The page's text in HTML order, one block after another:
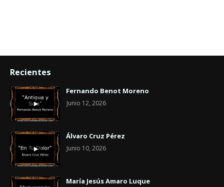
Recientes
Fernando Benot Moreno
Junio 12, 2026
Álvaro Cruz Pérez
Junio 10, 2026
María Jesús Amaro Luque